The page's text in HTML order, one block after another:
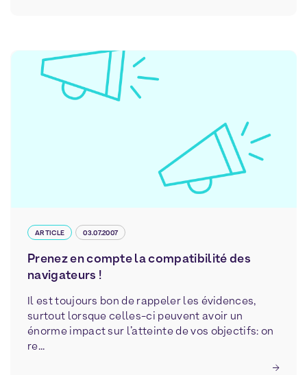
ARTICLE 03.07.2007
Prenez en compte la compatibilité des
navigateurs !
Il est toujours bon de rappeler les évidences,
surtout lorsque celles-ci peuvent avoir un
énorme impact sur l’atteinte de vos objectifs: on
re...